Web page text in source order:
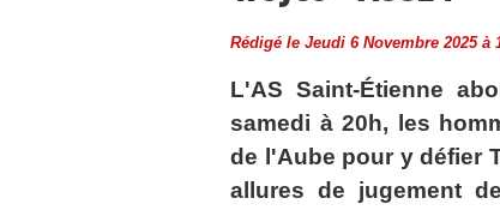
Rédigé le Jeudi 6 Novembre 2025 à
L'AS Saint-Étienne
samedi à 20h, les
de l'Aube pour y défier
allures de jugement